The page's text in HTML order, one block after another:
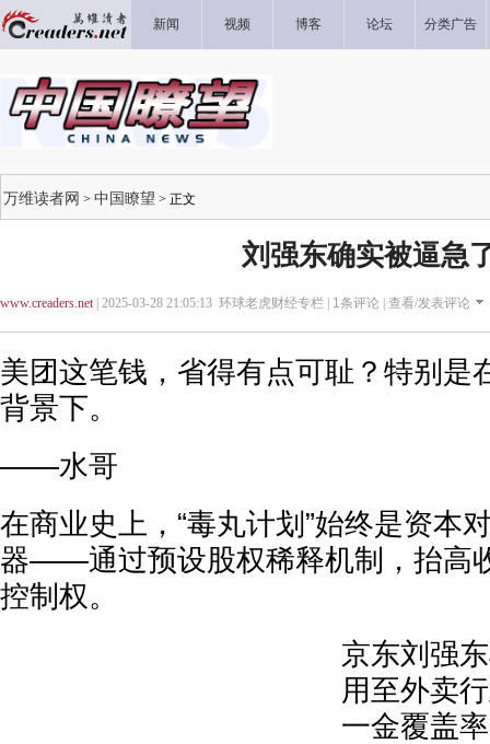
新闻 视频 博客 论坛 分类广告
万维读者网 > 中国瞭望 > 正文
刘强东确实被逼急
www.creaders.net| 2025-03-28 21:05:13 环球老虎财经专栏 | 1条评论 | 查看/发表评论
美团这笔钱，省得有点可耻？特别是
背景下。
——水哥
在商业史上，“毒丸计划”始终是资本
器——通过预设股权稀释机制，抬高
控制权。
京东刘强
用至外卖
一金覆盖